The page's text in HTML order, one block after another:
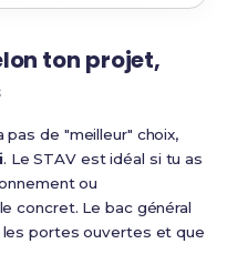
ton projet,
pas de "meilleur" choix,
. Le STAV est idéal si tu as
ou
concret. Le bac général
portes ouvertes et que